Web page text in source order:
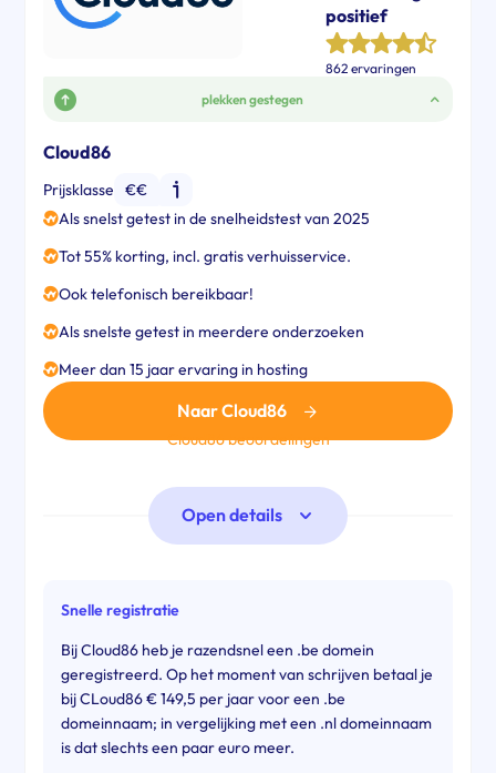
plekken gestegen
Cloud86
Prijsklasse
€€
Als snelst getest in de snelheidstest van 2025
Tot 55% korting, incl. gratis verhuisservice.
Ook telefonisch bereikbaar!
Als snelste getest in meerdere onderzoeken
Meer dan 15 jaar ervaring in hosting
positief
862 ervaringen
Naar Cloud86
Cloud86 beoordelingen
Open details
Snelle registratie
Bij Cloud86 heb je razendsnel een .be domein
geregistreerd. Op het moment van schrijven betaal je
bij CLoud86 € 149,5 per jaar voor een .be
domeinnaam; in vergelijking met een .nl domeinnaam
is dat slechts een paar euro meer.